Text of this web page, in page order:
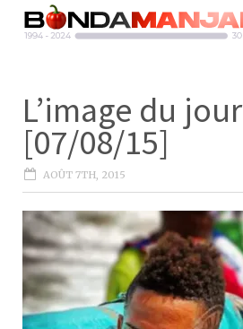
L’image du jour
[07/08/15]
AOÛT 7TH, 2015